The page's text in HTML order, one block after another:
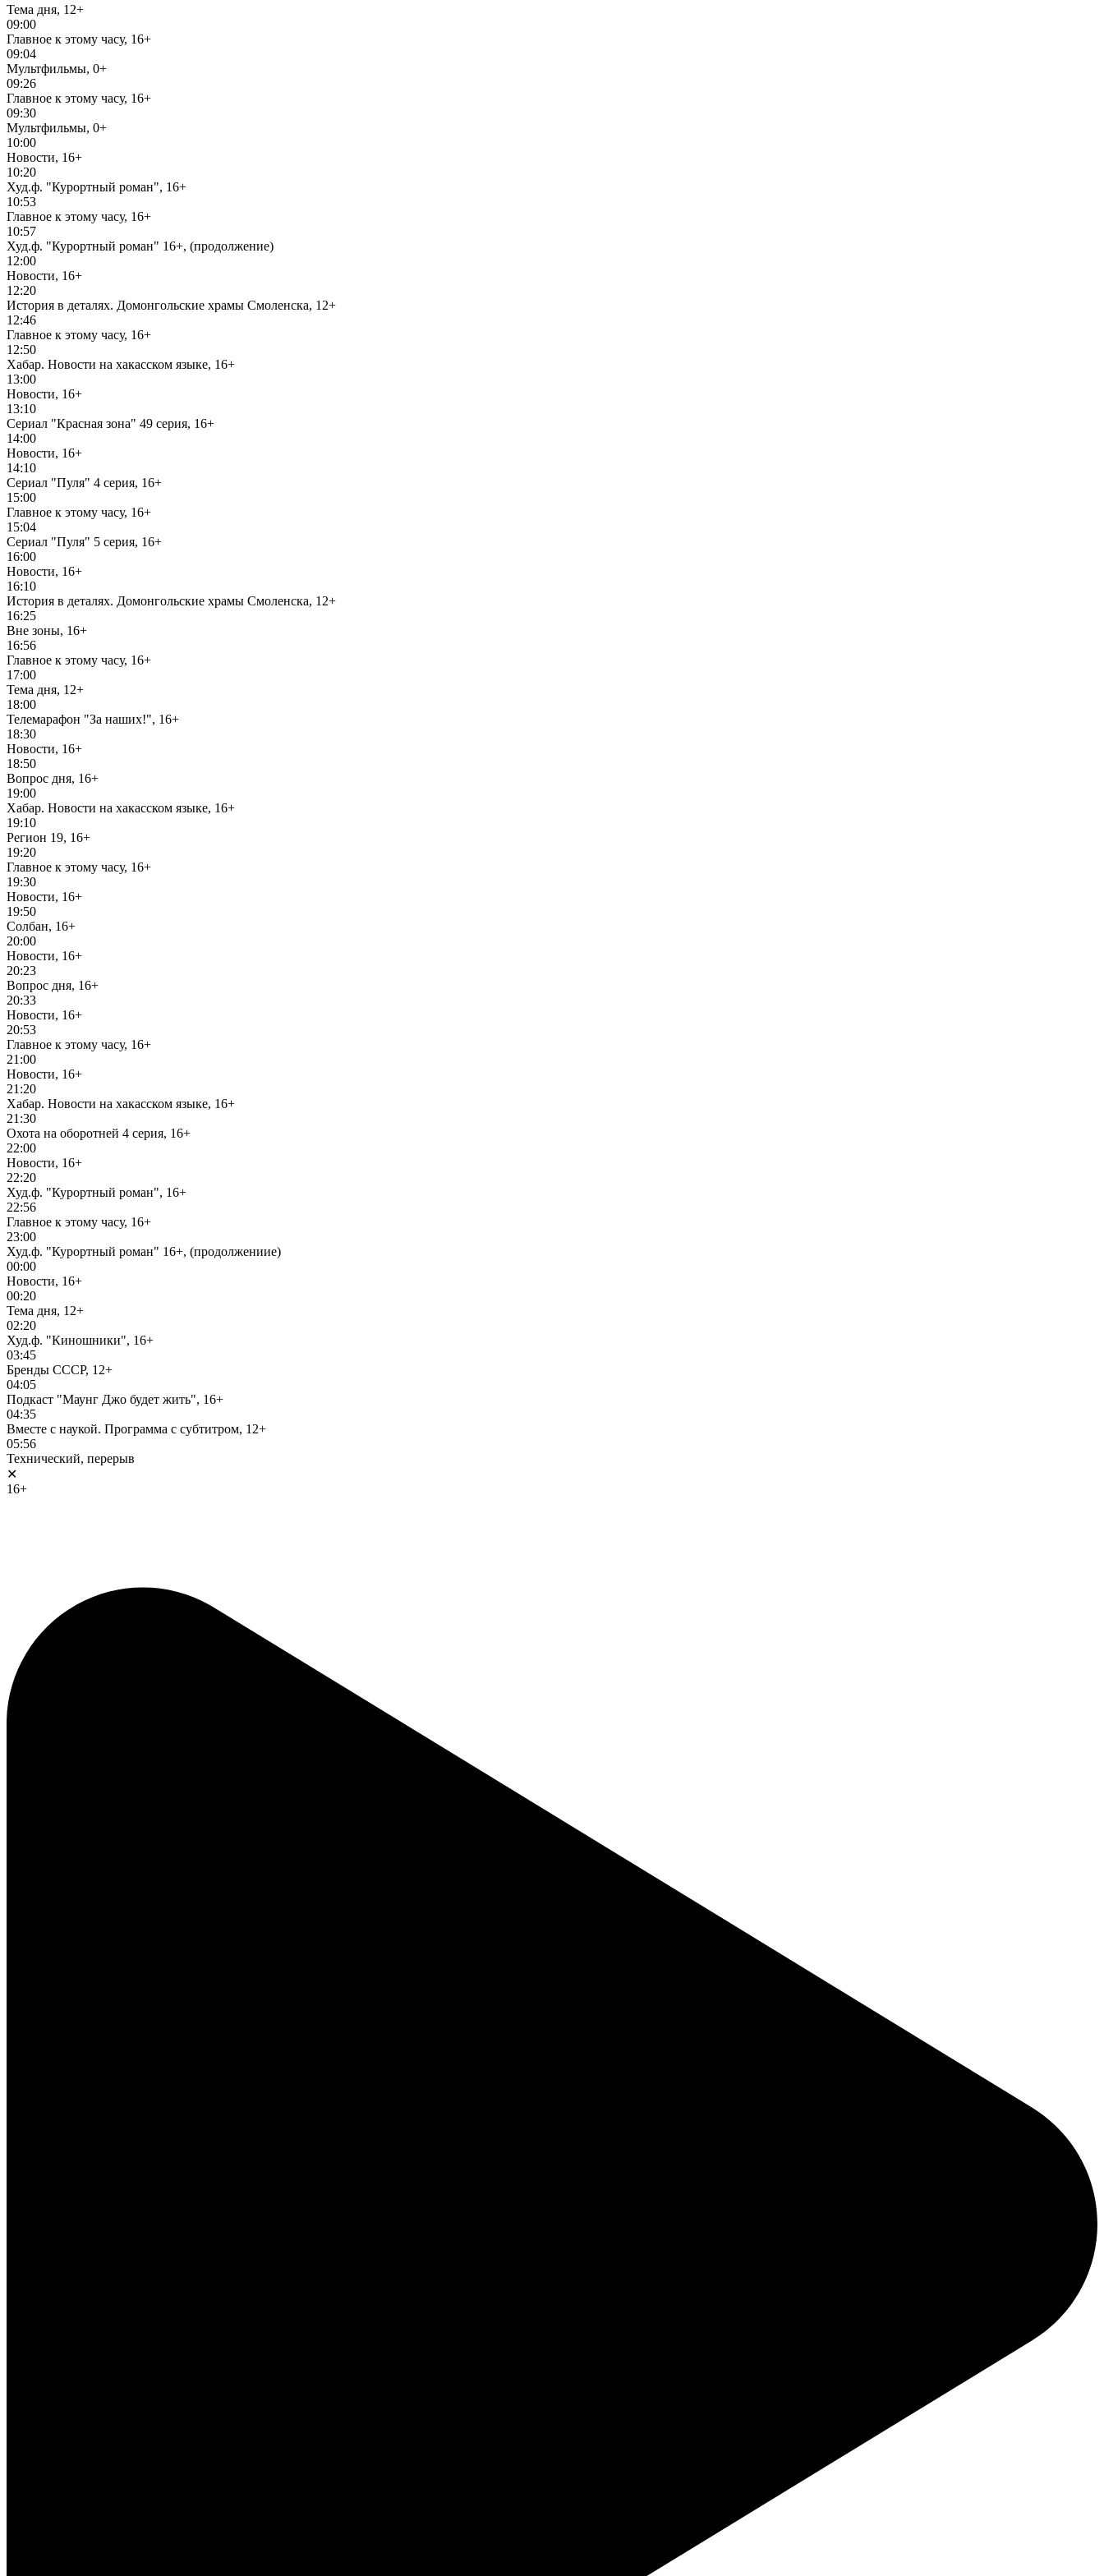
Тема дня, 12+
09:00
Главное к этому часу, 16+
09:04
Мультфильмы, 0+
09:26
Главное к этому часу, 16+
09:30
Мультфильмы, 0+
10:00
Новости, 16+
10:20
Худ.ф. "Курортный роман", 16+
10:53
Главное к этому часу, 16+
10:57
Худ.ф. "Курортный роман" 16+, (продолжение)
12:00
Новости, 16+
12:20
История в деталях. Домонгольские храмы Смоленска, 12+
12:46
Главное к этому часу, 16+
12:50
Хабар. Новости на хакасском языке, 16+
13:00
Новости, 16+
13:10
Сериал "Красная зона" 49 серия, 16+
14:00
Новости, 16+
14:10
Сериал "Пуля" 4 серия, 16+
15:00
Главное к этому часу, 16+
15:04
Сериал "Пуля" 5 серия, 16+
16:00
Новости, 16+
16:10
История в деталях. Домонгольские храмы Смоленска, 12+
16:25
Вне зоны, 16+
16:56
Главное к этому часу, 16+
17:00
Тема дня, 12+
18:00
Телемарафон "За наших!", 16+
18:30
Новости, 16+
18:50
Вопрос дня, 16+
19:00
Хабар. Новости на хакасском языке, 16+
19:10
Регион 19, 16+
19:20
Главное к этому часу, 16+
19:30
Новости, 16+
19:50
Солбан, 16+
20:00
Новости, 16+
20:23
Вопрос дня, 16+
20:33
Новости, 16+
20:53
Главное к этому часу, 16+
21:00
Новости, 16+
21:20
Хабар. Новости на хакасском языке, 16+
21:30
Охота на оборотней 4 серия, 16+
22:00
Новости, 16+
22:20
Худ.ф. "Курортный роман", 16+
22:56
Главное к этому часу, 16+
23:00
Худ.ф. "Курортный роман" 16+, (продолжениие)
00:00
Новости, 16+
00:20
Тема дня, 12+
02:20
Худ.ф. "Киношники", 16+
03:45
Бренды СССР, 12+
04:05
Подкаст "Маунг Джо будет жить", 16+
04:35
Вместе с наукой. Программа с субтитром, 12+
05:56
Технический, перерыв
✕
16+